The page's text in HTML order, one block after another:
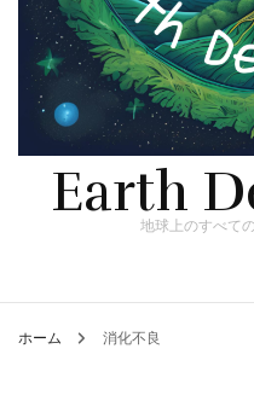
Earth地球上のすべて
ホーム 消化不良